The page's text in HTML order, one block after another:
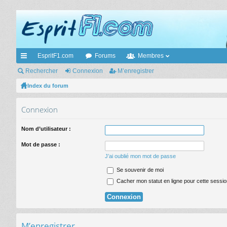
cc
ès
de
EspritF1.com Forums Membres
Rechercher Connexion M’enregistrer
Index du forum
Connexion
Nom d’utilisateur :
Mot de passe :
J’ai oublié mon mot de passe
Se souvenir de moi
Cacher mon statut en ligne pour cette